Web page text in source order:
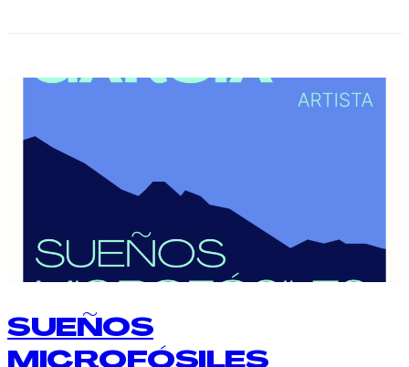
SUEÑOS
MICROFÓSILES